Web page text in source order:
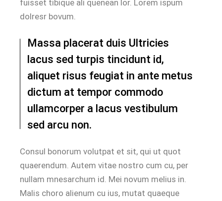
fuisset tibique ali quenean lor. Lorem ispum
dolresr bovum.
Massa placerat duis Ultricies
lacus sed turpis tincidunt id,
aliquet risus feugiat in ante metus
dictum at tempor commodo
ullamcorper a lacus vestibulum
sed arcu non.
Consul bonorum volutpat et sit, qui ut quot
quaerendum. Autem vitae nostro cum cu, per
nullam mnesarchum id. Mei novum melius in.
Malis choro alienum cu ius, mutat quaeque